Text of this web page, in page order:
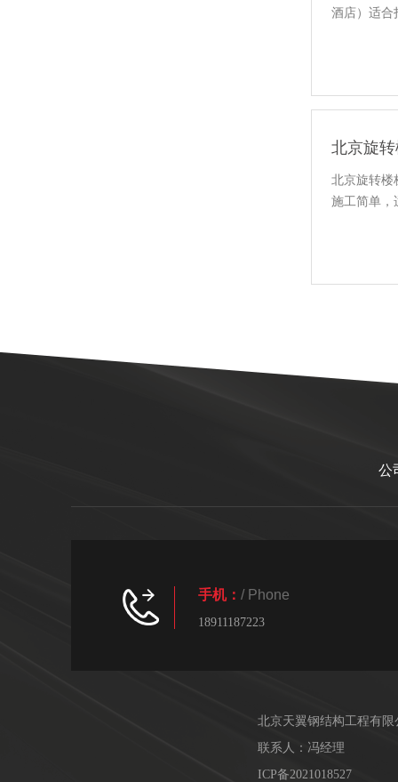
酒店）适合
北京旋
北京旋转楼
施工简单，
公
手机： / Phone
18911187223
北京天翼钢结构工程有限
联系人：冯经理
ICP备2021018527